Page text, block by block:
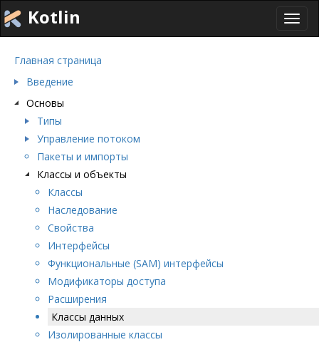
Kotlin
Главная страница
Введение
Основы
Типы
Управление потоком
Пакеты и импорты
Классы и объекты
Классы
Наследование
Свойства
Интерфейсы
Функциональные (SAM) интерфейсы
Модификаторы доступа
Расширения
Классы данных
Изолированные классы